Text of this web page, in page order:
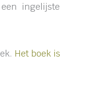
een ingelijste
Het boek is